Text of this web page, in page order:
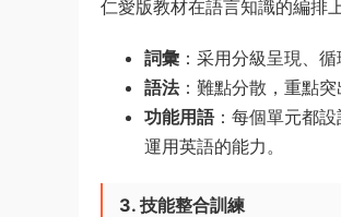
仁愛版教材在語言知識的編排
詞彙 ：采用分級呈現、
語法：難點分散，重點
功能用語：每個單元都
運用英語的能力。
3. 技能整合訓練